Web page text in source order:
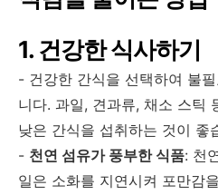
1. 건강한 식사하기
- 건강한 간식을 선택하여 불
니다. 과일, 견과류, 채소 스틱
낮은 간식을 섭취하는 것이 좋
- 천연 섬유가 풍부한 식품: 천
일은 소화를 지연시켜 포만감